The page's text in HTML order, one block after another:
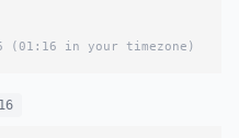
(01:16 in your timezone)